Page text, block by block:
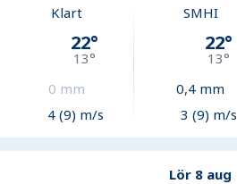
Klart
22°
13°
0 mm
4 (9) m/s
SMHI
22°
13°
0,4 mm
3 (9) m/s
Lör 8 aug